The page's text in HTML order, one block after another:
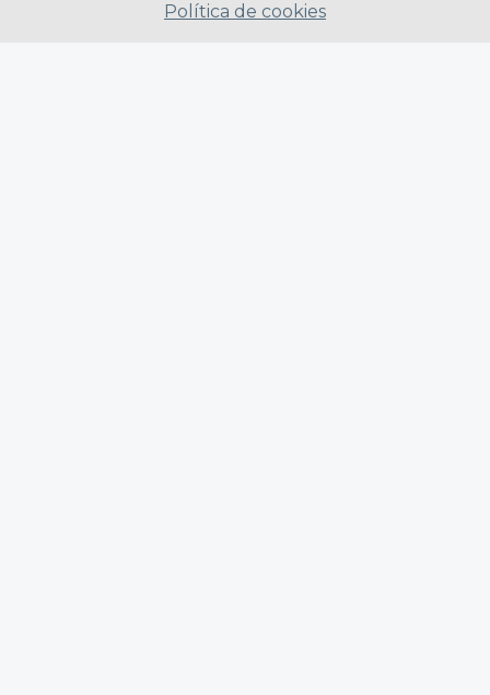
Política de cookies